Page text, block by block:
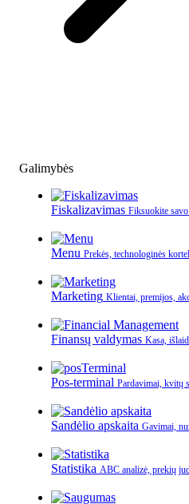
Galimybės
Fiskalizavimas Fiksuokite
Menu Prekės, technologinės
Marketing Klientai, premijos,
Finansų valdymas Kasa,
Pos-terminal Pardavimai, kvitų
Sandėlio apskaita Gavimai,
Statistika ABC analizė, prekių